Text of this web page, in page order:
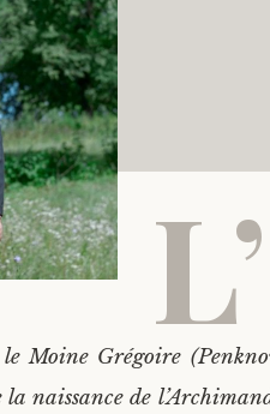
L’
le Moine Grégoire
la naissance de